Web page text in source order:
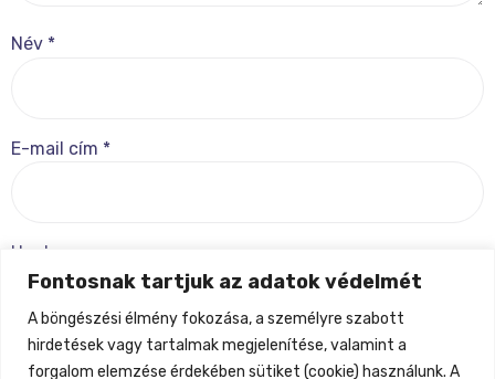
Fontosnak tartjuk az adatok védelmét
A böngészési élmény fokozása, a személyre szabott
hirdetések vagy tartalmak megjelenítése, valamint a
forgalom elemzése érdekében sütiket (cookie) használunk. A
Név *
E-mail cím *
Honlap